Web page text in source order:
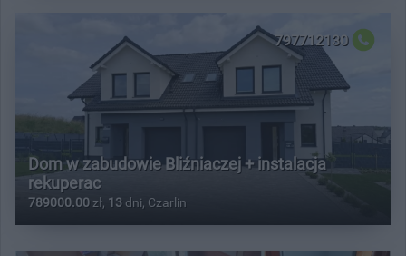
797712130
Dom w zabudowie Bliźniaczej + instalacja
rekuperac
789000.00 zł, 13 dni, Czarlin